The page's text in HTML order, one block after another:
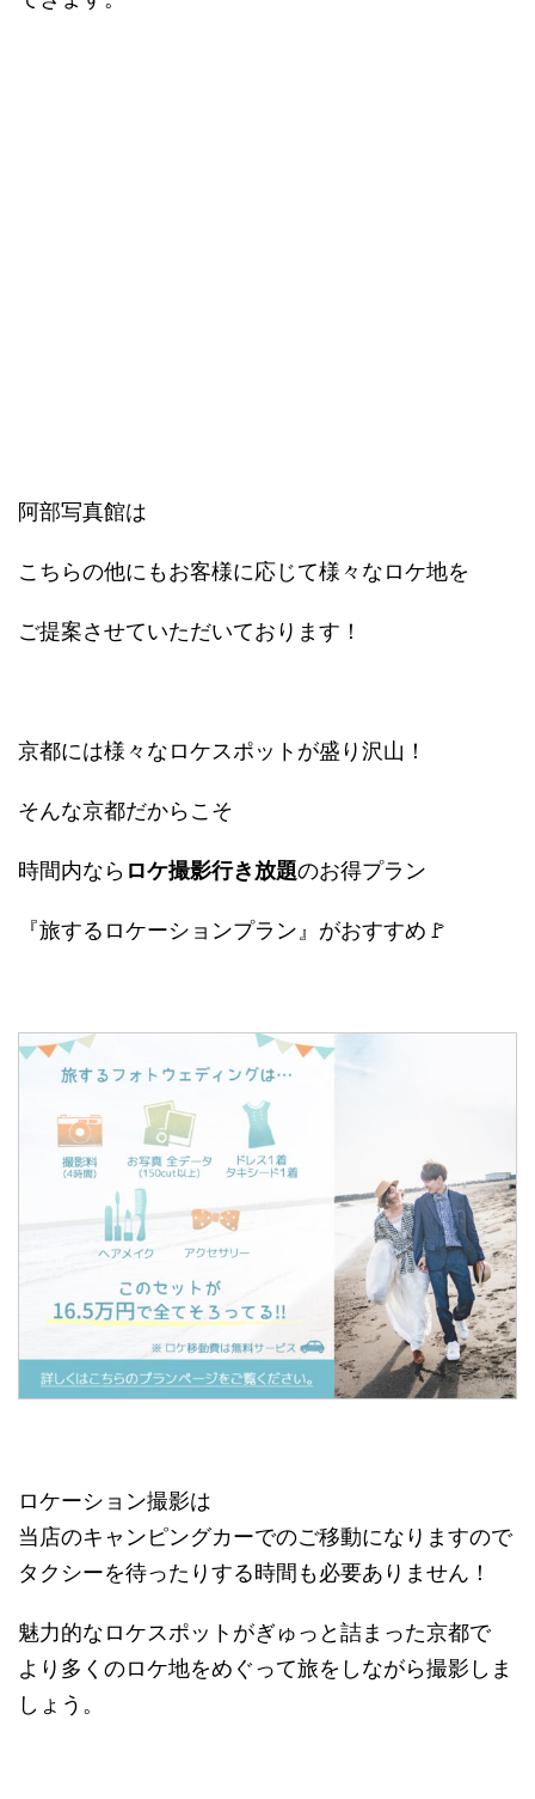
阿部写真館は
こちらの他にもお客様に応じて様々なロケ地を
ご提案させていただいております！
京都には様々なロケスポットが盛り沢山！
そんな京都だからこそ
時間内なら ロケ撮影行き放題のお得プラン
『旅するロケーションプラン』がおすすめ🚩
ロケーション撮影は
当店のキャンピングカーでのご移動になりますので
タクシーを待ったりする時間も必要ありません！
魅力的なロケスポットがぎゅっと詰まった京都で
より多くのロケ地をめぐって旅をしながら撮影しま
しょう。